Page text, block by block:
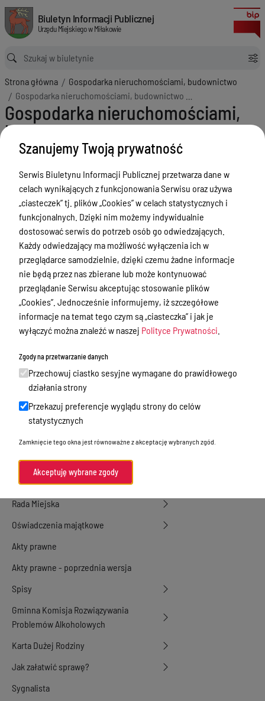
Gospodarka nieruchomościami, budownictwo - Wykazy nieruchomości
Biuletyn Informacji Publicznej Urzędu Miejskiego w Miłakowie
Biuletyn Informacji Publicznej
Urzędu Miejskiego w Miłakowie
Ścieżka powrotu
Strona główna
Gospodarka nieruchomościami, budownictwo
Gospodarka nieruchomościami, budownictwo - Wykazy nieruchomości przeznaczonych do użyczenia
Gospodarka nieruchomościami,
budownictwo - Wykazy
nieruchomości przeznaczonych
do użyczenia
Menu Przedmiotowe
Urząd Miejski w Miłakowie
Gmina Miłakowo
Majątek i finanse
Zamówienia publiczne
Urząd Stanu Cywilnego
Ewidencja ludności, dowody osobiste,
działalność gospodarcza
Przetargi
Ogłoszenia
Nabór
Dyżury Aptek w Powiecie Ostródzkim
Komunikacja publiczna
Nieodpłatna pomoc prawna
Rada Miejska
Oświadczenia majątkowe
Akty prawne
Akty prawne - poprzednia wersja
Spisy
Gminna Komisja Rozwiązywania
Problemów Alkoholowych
Karta Dużej Rodziny
Jak załatwić sprawę?
Sygnalista
Szanujemy Twoją prywatność
Serwis Biuletynu Informacji Publicznej przetwarza dane w
celach wynikających z funkcjonowania Serwisu oraz używa
„ciasteczek” tj. plików „Cookies” w celach statystycznych i
funkcjonalnych. Dzięki nim możemy indywidualnie
dostosować serwis do potrzeb osób go odwiedzających.
Każdy odwiedzający ma możliwość wyłączenia ich w
przeglądarce samodzielnie, dzięki czemu żadne informacje
nie będą przez nas zbierane lub może kontynuować
przeglądanie Serwisu akceptując stosowanie plików
„Cookies”. Jednocześnie informujemy, iż szczegółowe
informacje na temat tego czym są „ciasteczka” i jak je
wyłączyć można znaleźć w naszej Polityce Prywatności
Zgody na przetwarzanie danych
Przechowuj ciastko sesyjne wymagane do prawidłowego
działania strony
Przekazuj preferencje wyglądu strony do celów
statystycznych
Zamknięcie tego okna jest równoważne z akceptację wybranych zgód.
Akceptuję wybrane zgody